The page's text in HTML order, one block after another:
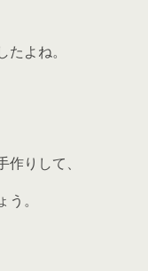
よね。
りして、
。